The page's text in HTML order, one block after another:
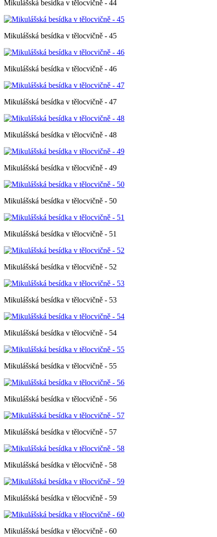
Mikulášská besídka v tělocvičně - 44
Mikulášská besídka v tělocvičně - 45
Mikulášská besídka v tělocvičně - 46
Mikulášská besídka v tělocvičně - 47
Mikulášská besídka v tělocvičně - 48
Mikulášská besídka v tělocvičně - 49
Mikulášská besídka v tělocvičně - 50
Mikulášská besídka v tělocvičně - 51
Mikulášská besídka v tělocvičně - 52
Mikulášská besídka v tělocvičně - 53
Mikulášská besídka v tělocvičně - 54
Mikulášská besídka v tělocvičně - 55
Mikulášská besídka v tělocvičně - 56
Mikulášská besídka v tělocvičně - 57
Mikulášská besídka v tělocvičně - 58
Mikulášská besídka v tělocvičně - 59
Mikulášská besídka v tělocvičně - 60